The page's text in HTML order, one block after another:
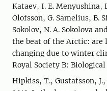
Kataev, I. E. Menyushina,
Olofsson, G. Samelius, B.
Sokolov, N. A. Sokolova
the beat of the Arctic: are
changing due to winter
Royal Society B: Biological
Hipkiss, T., Gustafsson,